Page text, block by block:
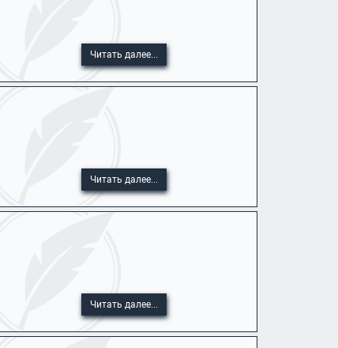
Читать далее...
Читать далее...
Читать далее...